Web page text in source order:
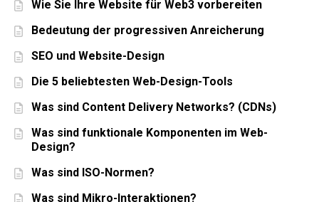
Wie Sie Ihre Website für Web3 vorbereiten
Bedeutung der progressiven Anreicherung
SEO und Website-Design
Die 5 beliebtesten Web-Design-Tools
Was sind Content Delivery Networks? (CDNs)
Was sind funktionale Komponenten im Web-
Design?
Was sind ISO-Normen?
Was sind Mikro-Interaktionen?